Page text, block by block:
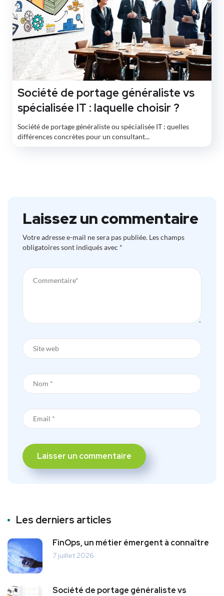
Société de portage généraliste vs
spécialisée IT : laquelle choisir ?
Société de portage généraliste ou spécialisée IT : quelles
différences concrètes pour un consultant...
Laissez un commentaire
Votre adresse e-mail ne sera pas publiée. Les champs
obligatoires sont indiqués avec *
Les derniers articles
FinOps, un métier émergent à connaître
7 juillet 2026
Société de portage généraliste vs